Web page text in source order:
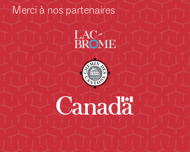
Merci à nos partenaires